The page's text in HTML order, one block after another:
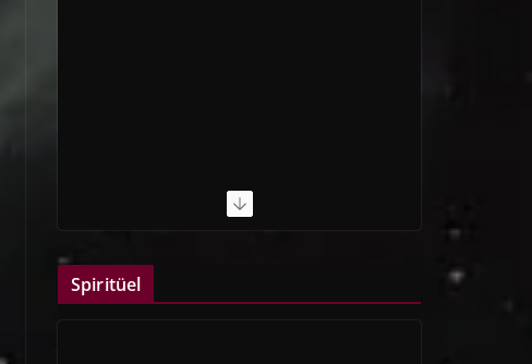
Spiritüel